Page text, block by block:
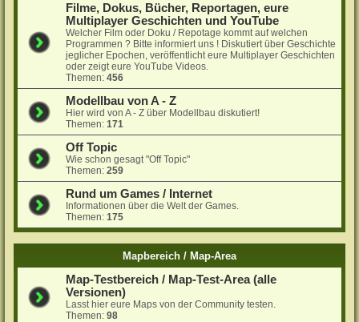
Filme, Dokus, Bücher, Reportagen, eure
Multiplayer Geschichten und YouTube
Welcher Film oder Doku / Repotage kommt auf welchen
Programmen ? Bitte informiert uns ! Diskutiert über Geschichte
jeglicher Epochen, veröffentlicht eure Multiplayer Geschichten
oder zeigt eure YouTube Videos.
Themen:456
Modellbau von A - Z
Hier wird von A - Z über Modellbau diskutiert!
Themen:171
Off Topic
Wie schon gesagt "Off Topic"
Themen:259
Rund um Games / Internet
Informationen über die Welt der Games.
Themen:175
Mapbereich / Map-Area
Map-Testbereich / Map-Test-Area (alle
Versionen)
Lasst hier eure Maps von der Community testen.
Themen:98